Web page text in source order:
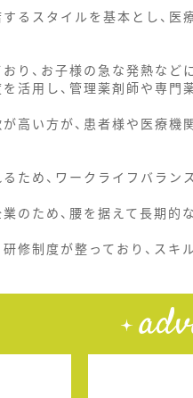
るスタイルを基本とし、医
り、お子様の急な発熱など
活用し、管理薬剤師や専門
高い方が、患者様や医療機
ため、ワークライフバラン
のため、腰を据えて長期的
修制度が整っており、スキ